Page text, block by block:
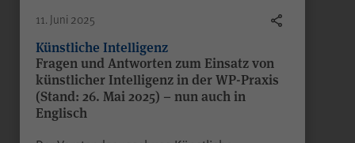
11. Juni 2025
Künstliche Intelligenz
Fragen und Antworten zum Einsatz von
künstlicher Intelligenz in der WP-Praxis
(Stand: 26. Mai 2025) – nun auch in
Englisch
einwandfreien Funktionsweise
des Mitgliederbereichs.
Name